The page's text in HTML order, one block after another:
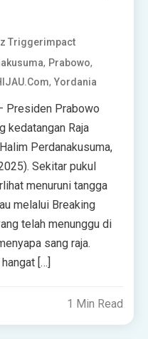
Triggerimpact
, Prabowo,
,Yordania
Presiden Prabowo
kedatangan Raja
Perdanakusuma,
Sekitar pukul
menuruni tangga
melalui Breaking
telah menunggu di
sang raja.
[…]
1 Min Read